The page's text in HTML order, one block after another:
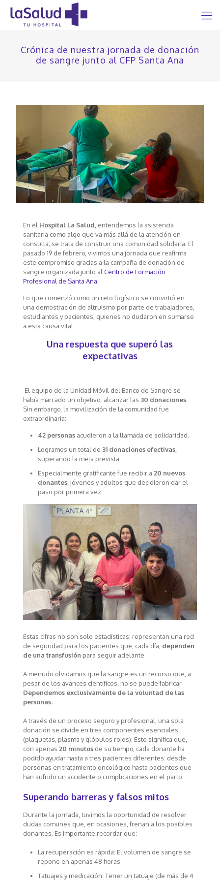
Crónica de nuestra jornada de donación
de sangre junto al CFP Santa Ana
En el Hospital La Salud , entendemos la asistencia
sanitaria como algo que va más allá de la atención en
consulta; se trata de construir una comunidad solidaria. El
pasado 19 de febrero, vivimos una jornada que reafirma
este compromiso gracias a la campaña de donación de
sangre organizada junto al Centro de Formación
Profesional de Santa Ana.
Lo que comenzó como un reto logístico se convirtió en
una demostración de altruismo por parte de trabajadores,
estudiantes y pacientes, quienes no dudaron en sumarse
a esta causa vital.
Una respuesta que superó las
expectativas
El equipo de la Unidad Móvil del Banco de Sangre se
había marcado un objetivo: alcanzar las 30 donaciones.
Sin embargo, la movilización de la comunidad fue
extraordinaria:
42 personas acudieron a la llamada de solidaridad.
Logramos un total de 31 donaciones efectivas,
superando la meta prevista.
Especialmente gratificante fue recibir a 20 nuevos
donantes, jóvenes y adultos que decidieron dar el
paso por primera vez.
Estas cifras no son solo estadísticas; representan una red
de seguridad para los pacientes que, cada día, dependen
de una transfusión para seguir adelante.
A menudo olvidamos que la sangre es un recurso que, a
pesar de los avances científicos, no se puede fabricar.
Dependemos exclusivamente de la voluntad de las
personas.
A través de un proceso seguro y profesional, una sola
donación se divide en tres componentes esenciales
(plaquetas, plasma y glóbulos rojos). Esto significa que,
con apenas 20 minutosde su tiempo, cada donante ha
podido ayudar hasta a tres pacientes diferentes: desde
personas en tratamiento oncológico hasta pacientes que
han sufrido un accidente o complicaciones en el parto.
Superando barreras y falsos mitos
Durante la jornada, tuvimos la oportunidad de resolver
dudas comunes que, en ocasiones, frenan a los posibles
donantes. Es importante recordar que:
La recuperación es rápida: El volumen de sangre se
repone en apenas 48 horas.
Tatuajes y medicación: Tener un tatuaje (de más de 4